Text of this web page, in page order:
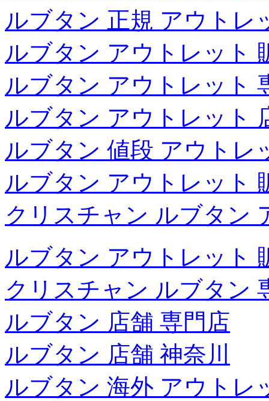
ルブタン 正規 アウトレ
ルブタン アウトレット
ルブタン アウトレット
ルブタン アウトレット
ルブタン 値段 アウトレ
ルブタン アウトレット
クリスチャン ルブタン
ルブタン アウトレット
クリスチャン ルブタン
ルブタン 店舗 専門店
ルブタン 店舗 神奈川
ルブタン 海外 アウトレ